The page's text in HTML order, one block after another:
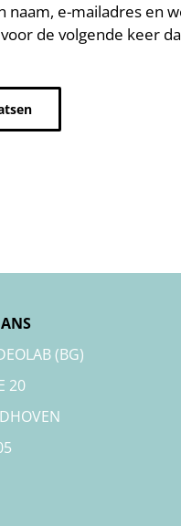
naam, e-mailadres en
de volgende keer
(BG)
20